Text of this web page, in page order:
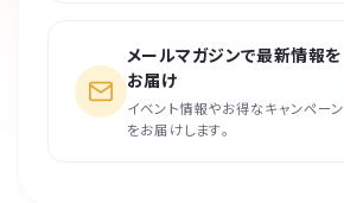
メールマガジンで最新情報を
お届け
イベント情報やお得なキャンペーン
をお届けします。